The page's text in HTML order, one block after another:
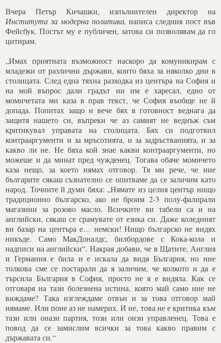
Вчера Петър Кичашки, изпълнителен директор на
Института за модерна политика,написа следния пост във
Фейсбук. Постът му е публичен, затова си позволявам да го
цитирам.
„Имах приятната възможност наскоро да комуникирам с
младежи от различни държави, които бяха за няколко дни в
столицата. След една тяхна разходка из центъра на София и
на мой въпрос дали градът ни им е харесал, едно от
момичетата ми каза в прав текст, че София въобще не й
допада. Попитах защо и вече бях в готовност веднага да
защитя нашето си, въпреки че аз самият не веднъж съм
критикувал управата на столицата. Бях си подготвил
контрааргументи и за мръсотията, и за задръстванията, и за
какво ли не. Не бяха кой знае какви контрааргументи, но
можеше и да минат пред чужденец. Тогава обаче момичето
каза нещо, за което нямах отговор. Тя ми рече, че ние
българите сякаш съзнателно се опитваме да се заличим като
народ. Точните й думи бяха: „Нямате из целия център нищо
традиционно българско, ако не броим 2-3 полу-фалирали
магазини за розово масло. Всичките ви табели са и на
английски, сякаш се срамувате от езика си. Даже коледният
ви базар на центъра е… немски! Нищо българско не видях
никъде. Само МакДоналдс, билбордове с Кока-кола и
надписи на английски“. Накрая добави, че в Щатите, Англия
и Германия е била и е искала да видя България, но ние
толкова сме се постарали да я заличим, че колкото и да е
търсила България в София, просто не я е видяла. Как се
отговаря на тази болезнена истина, която май само ние не
виждаме? Така изглеждаме отвън и за това отговор май
нямаме. Или поне аз не намерих. И не, това не е критика към
тази или онази партия, този или онзи управленец. Това е
повод да се замислим всички за това какво правим с
държавата си.“